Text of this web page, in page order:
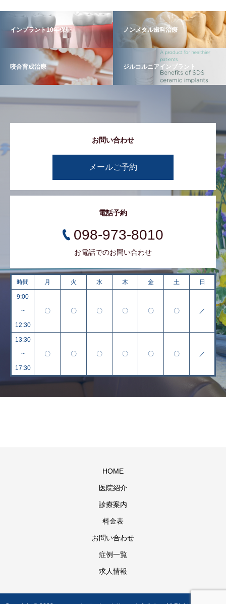
インプラント10年保証 ノンメタル歯科治療
咬合育成治療 ジルコルニアインプラント
お問い合わせ
メールご予約
電話予約
098-973-8010
お電話でのお問い合わせ
時間 月 火 水 木 金 土 日
9:00
~
12:30
〇 〇 〇 〇 〇 〇 ／
13:30
~
17:30
〇 〇 〇 〇 〇 〇 ／
HOME
医院紹介
診療案内
料金表
お問い合わせ
症例一覧
求人情報